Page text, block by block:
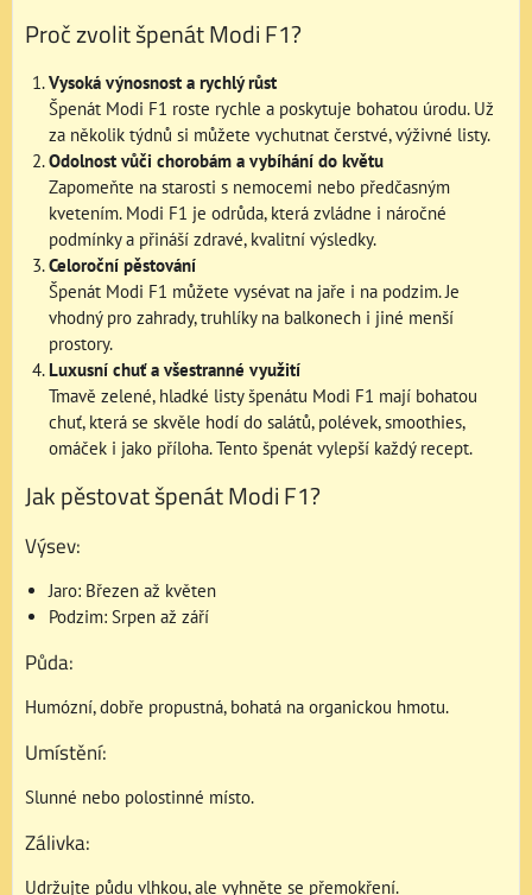
Proč zvolit špenát Modi F1?
Vysoká výnosnost a rychlý růst
Špenát Modi F1 roste rychle a poskytuje bohatou úrodu. Už
za několik týdnů si můžete vychutnat čerstvé, výživné listy.
Odolnost vůči chorobám a vybíhání do květu
Zapomeňte na starosti s nemocemi nebo předčasným
kvetením. Modi F1 je odrůda, která zvládne i náročné
podmínky a přináší zdravé, kvalitní výsledky.
Celoroční pěstování
Špenát Modi F1 můžete vysévat na jaře i na podzim. Je
vhodný pro zahrady, truhlíky na balkonech i jiné menší
prostory.
Luxusní chuť a všestranné využití
Tmavě zelené, hladké listy špenátu Modi F1 mají bohatou
chuť, která se skvěle hodí do salátů, polévek, smoothies,
omáček i jako příloha. Tento špenát vylepší každý recept.
Jak pěstovat špenát Modi F1?
Výsev:
Jaro: Březen až květen
Podzim: Srpen až září
Půda:
Humózní, dobře propustná, bohatá na organickou hmotu.
Umístění:
Slunné nebo polostinné místo.
Zálivka:
Udržujte půdu vlhkou, ale vyhněte se přemokření.